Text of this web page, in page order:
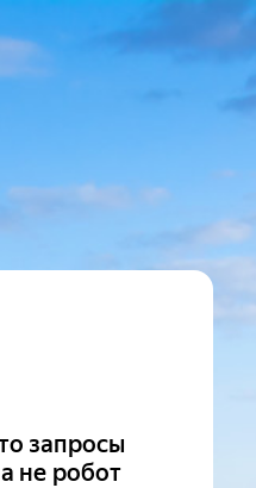
запросы
не робот